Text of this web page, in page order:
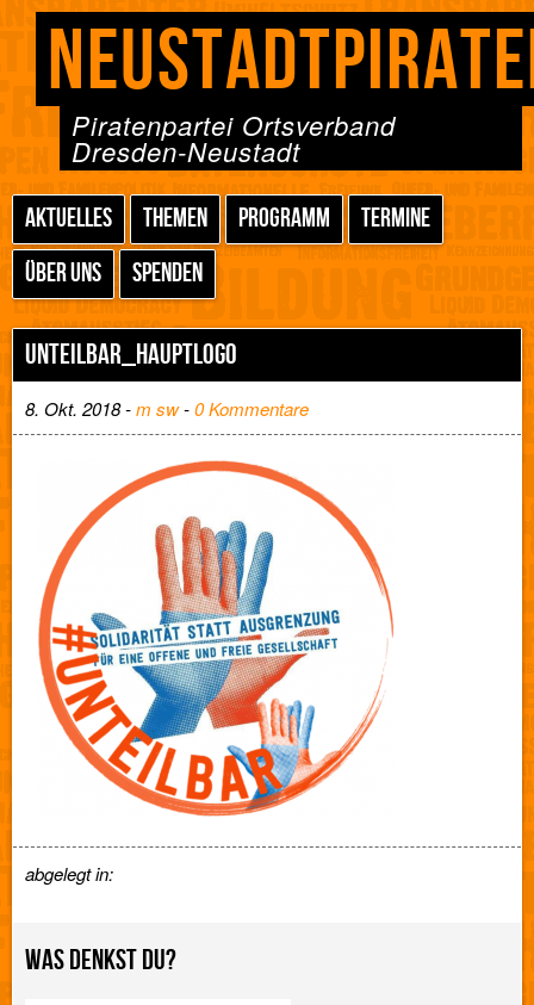
Piratenpartei Ortsverband
Dresden-Neustadt
AKTUELLES THEMEN PROGRAMM
TERMINE
ÜBER UNS
SPENDEN
UNTEILBAR_HAUPTLOGO
8. Okt. 2018 -m sw-0 Kommentare
abgelegt in:
WAS DENKST DU?